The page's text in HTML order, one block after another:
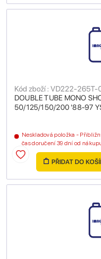
DOUBLE TUBE MONO
50/125/150/200 '88-97
Kód zboží : VD222-265T-
Neskladová položka -
čas doručení 39 dní od
PŘIDAT DO